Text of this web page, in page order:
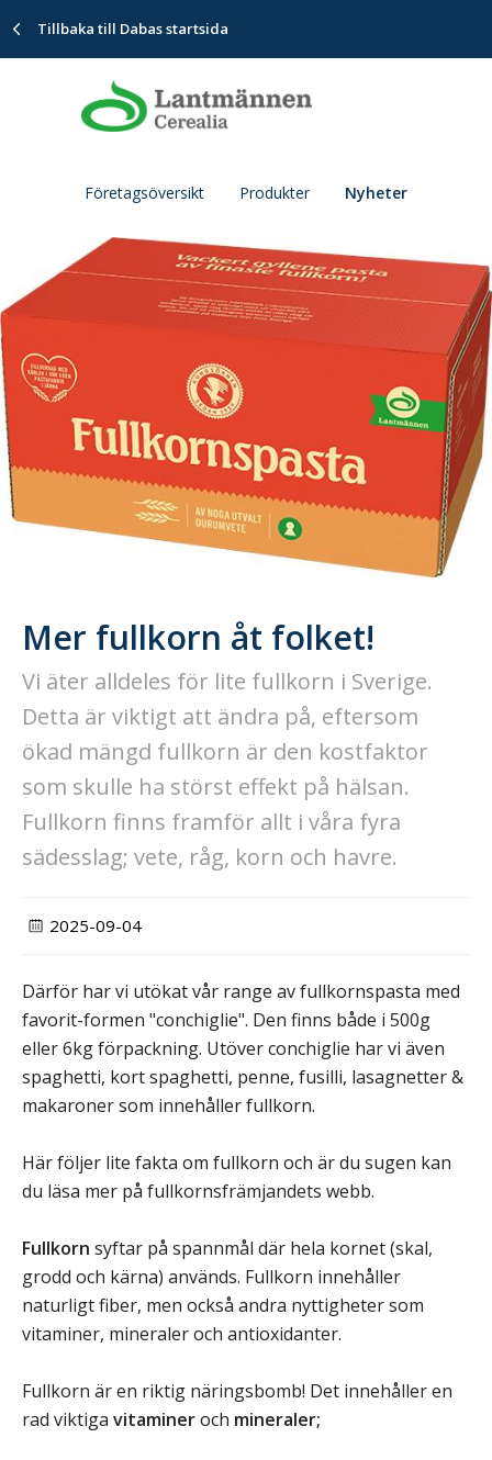
Tillbaka till Dabas startsida
Företagsöversikt Produkter Nyheter
Mer fullkorn åt folket!
Vi äter alldeles för lite fullkorn i Sverige.
Detta är viktigt att ändra på, eftersom
ökad mängd fullkorn är den kostfaktor
som skulle ha störst effekt på hälsan.
Fullkorn finns framför allt i våra fyra
sädesslag; vete, råg, korn och havre.
2025-09-04
Därför har vi utökat vår range av fullkornspasta med
favorit-formen "conchiglie". Den finns både i 500g
eller 6kg förpackning. Utöver conchiglie har vi även
spaghetti, kort spaghetti, penne, fusilli, lasagnetter &
makaroner som innehåller fullkorn.
Här följer lite fakta om fullkorn och är du sugen kan
du läsa mer på fullkornsfrämjandets webb.
Fullkorn syftar på spannmål där hela kornet (skal,
grodd och kärna) används. Fullkorn innehåller
naturligt fiber, men också andra nyttigheter som
vitaminer, mineraler och antioxidanter.
Fullkorn är en riktig näringsbomb! Det innehåller en
rad viktiga vitamineroch mineraler;